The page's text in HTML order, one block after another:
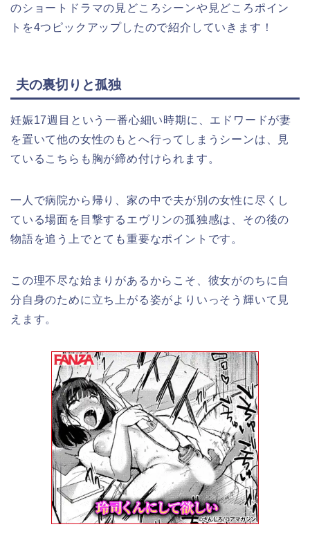
のショートドラマの見どころシーンや見どころポイン
トを4つピックアップしたので紹介していきます！
夫の裏切りと孤独
妊娠17週目という一番心細い時期に、エドワードが妻
を置いて他の女性のもとへ行ってしまうシーンは、見
ているこちらも胸が締め付けられます。
一人で病院から帰り、家の中で夫が別の女性に尽くし
ている場面を目撃するエヴリンの孤独感は、その後の
物語を追う上でとても重要なポイントです。
この理不尽な始まりがあるからこそ、彼女がのちに自
分自身のために立ち上がる姿がよりいっそう輝いて見
えます。